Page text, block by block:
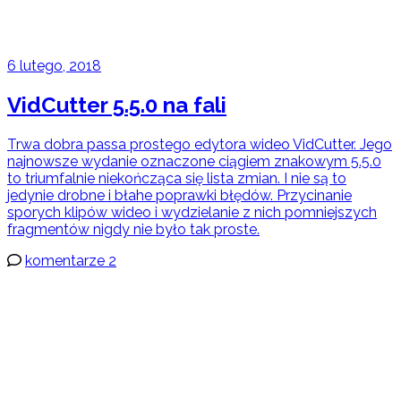
6 lutego, 2018
VidCutter 5.5.0 na fali
Trwa dobra passa prostego edytora wideo VidCutter. Jego
najnowsze wydanie oznaczone ciągiem znakowym 5.5.0
to triumfalnie niekończąca się lista zmian. I nie są to
jedynie drobne i błahe poprawki błędów. Przycinanie
sporych klipów wideo i wydzielanie z nich pomniejszych
fragmentów nigdy nie było tak proste.
komentarze 2